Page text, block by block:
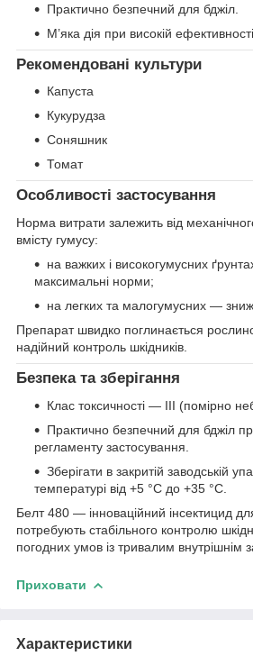
Практично безпечний для бджіл.
М’яка дія при високій ефективності.
Рекомендовані культури
Капуста
Кукурудза
Соняшник
Томат
Особливості застосування
Норма витрати залежить від
вмісту гумусу:
на важких і високогумусних
максимальні норми;
на легких та малогумусних —
Препарат швидко поглинається
надійний контроль шкідників.
Безпека та зберігання
Клас токсичності — III (помірно
Практично безпечний для бджіл
регламенту застосування.
Зберігати в закритій заводській
температурі від +5 °C до +35 °C.
Белт 480 — інноваційний інсектицид для
потребують стабільного контролю
погодних умов із тривалим внутрішнім
Приховати
Характеристики